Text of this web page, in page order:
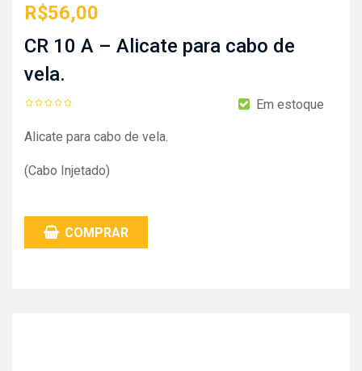
R$56,00
CR 10 A – Alicate para cabo de
vela.
Em estoque
Alicate para cabo de vela.
(Cabo Injetado)
COMPRAR